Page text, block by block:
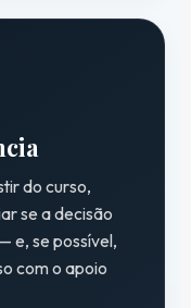
do curso,
se a decisão
e, se possível,
com o apoio